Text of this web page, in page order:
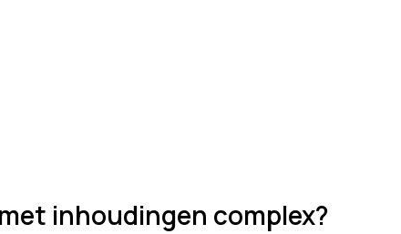
inhoudingen complex?